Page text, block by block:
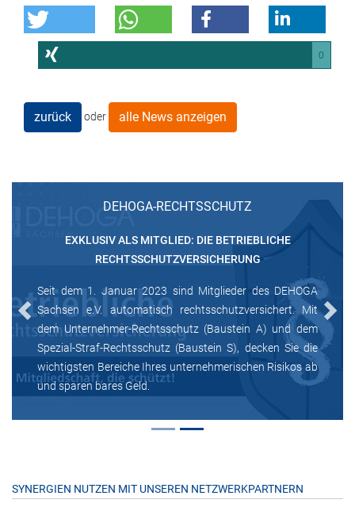
0
zurück oder alle News anzeigen
DEHOGA-RECHTSSCHUTZ
EXKLUSIV ALS MITGLIED: DIE BETRIEBLICHE
RECHTSSCHUTZVERSICHERUNG
Seit dem 1. Januar 2023 sind Mitglieder des DEHOGA
Sachsen e.V. automatisch rechtsschutzversichert. Mit
dem Unternehmer-Rechtsschutz (Baustein A) und dem
Spezial-Straf-Rechtsschutz (Baustein S), decken Sie die
wichtigsten Bereiche Ihres unternehmerischen Risikos ab
und sparen bares Geld.
Previous Next
SYNERGIEN NUTZEN MIT UNSEREN NETZWERKPARTNERN